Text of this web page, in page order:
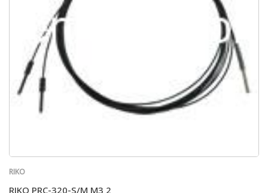
RIKO
RIKO PRC-320-S/M M3 2